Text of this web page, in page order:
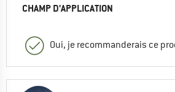
CHAMP D'APPLICATION
Oui, je recommanderais ce